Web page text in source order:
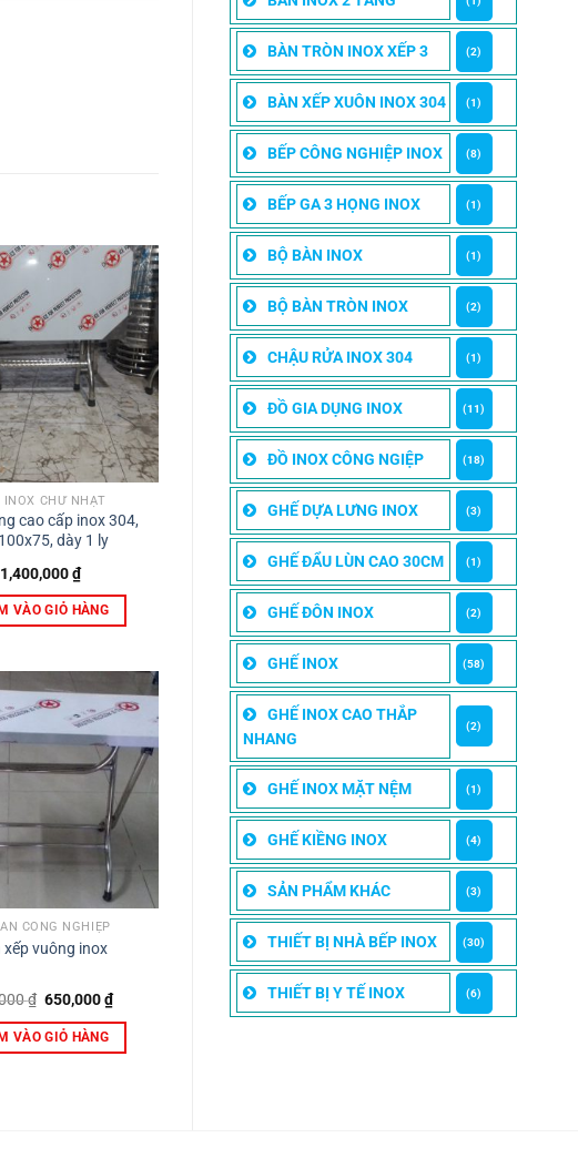
BÀN TRÒN INOX XẾP 3 (2)
BÀN XẾP XUÔN INOX 304 (1)
BẾP CÔNG NGHIỆP INOX (8)
BẾP GA 3 HỌNG INOX (1)
BỘ BÀN INOX (1)
BỘ BÀN TRÒN INOX (2)
CHẬU RỬA INOX 304 (1)
ĐỒ GIA DỤNG INOX (11)
ĐỒ INOX CÔNG NGIỆP (18)
GHẾ DỰA LƯNG INOX (3)
GHẾ ĐẨU LÙN CAO 30CM (1)
GHẾ ĐÔN INOX (2)
GHẾ INOX (58)
GHẾ INOX CAO THẮP
NHANG
(2)
GHẾ INOX MẶT NỆM (1)
GHẾ KIỀNG INOX (4)
SẢN PHẨM KHÁC (3)
THIẾT BỊ NHÀ BẾP INOX (30)
THIẾT BỊ Y TẾ INOX (6)
INOX CHỮ NHẬT
cao cấp inox 304,
dày 1 ly
1,400,000₫
VÀO GIỎ HÀNG
CÔNG NGHIỆP
xếp vuông inox
₫ Giá
là:
750,000 ₫.
650,000₫Giá
hiện
tại
VÀO GIỎ HÀNG